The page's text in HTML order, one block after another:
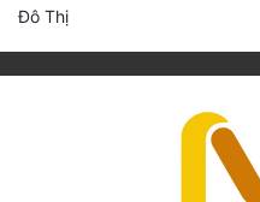
Đô Thị